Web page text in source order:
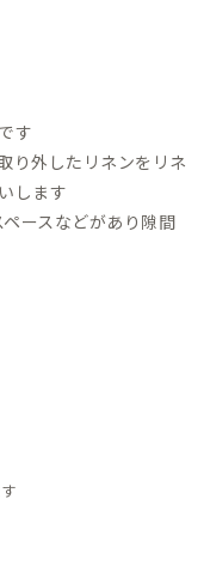
す
り外したリネンをリネ
します
ースなどがあり隙間